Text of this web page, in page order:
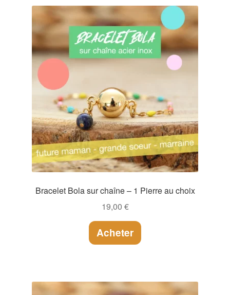
Bracelet Bola sur chaîne – 1 Pierre au choix
19,00 €
Acheter